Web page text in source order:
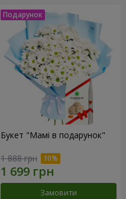
Букет "Мамі в подарунок"
1 888 грн
Замовити